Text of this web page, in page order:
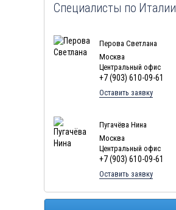
Специалисты по Италии
Перова Светлана
Москва
Центральный офис
+7 (903) 610-09-61
Оставить заявку
Пугачёва Нина
Москва
Центральный офис
+7 (903) 610-09-61
Оставить заявку